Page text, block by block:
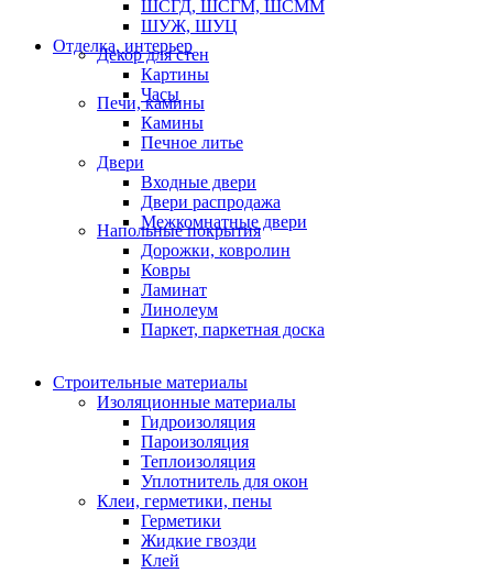
ШСГД, ШСГМ, ШСММ
ШУЖ, ШУЦ
Отделка, интерьер
Декор для стен
Картины
Часы
Печи, камины
Камины
Печное литье
Двери
Входные двери
Двери распродажа
Межкомнатные двери
Напольные покрытия
Дорожки, ковролин
Ковры
Ламинат
Линолеум
Паркет, паркетная доска
Строительные материалы
Изоляционные материалы
Гидроизоляция
Пароизоляция
Теплоизоляция
Уплотнитель для окон
Клеи, герметики, пены
Герметики
Жидкие гвозди
Клей